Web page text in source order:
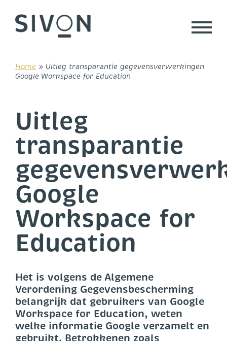
content
Home » Uitleg transparantie gegevensverwerkingen
Google Workspace for Education
Uitleg
transparantie
Google
Workspace for
Education
Het is volgens de Algemene
Verordening Gegevensbescherming
belangrijk dat gebruikers van Google
Workspace for Education, weten
welke informatie Google verzamelt en
gebruikt. Betrokkenen zoals